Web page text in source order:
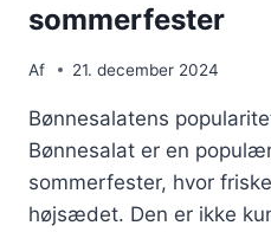
sommerfester
Af 21. december 2024
Bønnesalatens
Bønnesalat er en
sommerfester, hvor
højsædet. Den er ikke